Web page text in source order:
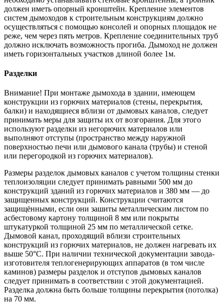
должен иметь опорный кронштейн. Крепление элементов
систем дымоходов к строительным конструкциям должно
осуществляться с помощью консолей и опорных площадок не
реже, чем через пять метров. Крепление соединительных труб
должно исключать возможность прогиба. Дымоход не должен
иметь горизонтальных участков длиной более 1м.
Разделки
Внимание! При монтаже дымохода в здании, имеющем
конструкции из горючих материалов (стены, перекрытия,
балки) и находящиеся вблизи от дымовых каналов, следует
принимать меры для защиты их от возгорания. Для этого
используют разделки из негорючих материалов или
выполняют отступы (пространство между наружной
поверхностью печи или дымового канала (трубы) и стеной
или перегородкой из горючих материалов).
Размеры разделок дымовых каналов с учетом толщины стенки
теплоизоляции следует принимать равными 500 мм до
конструкций зданий из горючих материалов и 380 мм — до
защищенных конструкций. Конструкции считаются
защищёнными, если они зашиты металлическим листом по
асбестовому картону толщиной 8 мм или покрыты
штукатуркой толщиной 25 мм по металлической сетке.
Дымовой канал, проходящий вблизи строительных
конструкций из горючих материалов, не должен нагревать их
выше 50°С. При наличии технической документации завода-
изготовителя теплогенерирующих аппаратов (в том числе
каминов) размеры разделок и отступов дымовых каналов
следует принимать в соответствии с этой документацией.
Разделка должна быть больше толщины перекрытия (потолка)
на 70 мм.